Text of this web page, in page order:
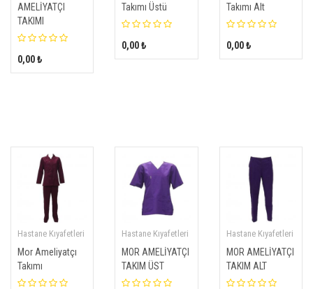
AMELİYATÇI
TAKIMI
0,00 ₺
Takımı Üstü
0,00 ₺
Takımı Alt
0,00 ₺
Hastane Kıyafetleri
Mor Ameliyatçı
Takımı
Hastane Kıyafetleri
MOR AMELİYATÇI
TAKIM ÜST
Hastane Kıyafetleri
MOR AMELİYATÇI
TAKIM ALT